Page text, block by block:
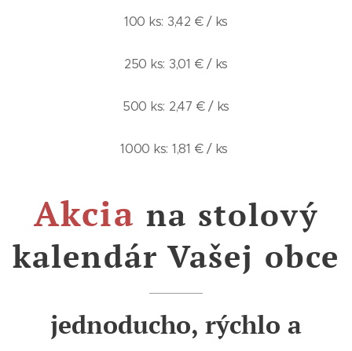
100 ks: 3,42 € / ks
250 ks: 3,01 € / ks
500 ks: 2,47 € / ks
1000 ks: 1,81 € / ks
Akcia na stolový
kalendár Vašej obce
jednoducho, rýchlo a